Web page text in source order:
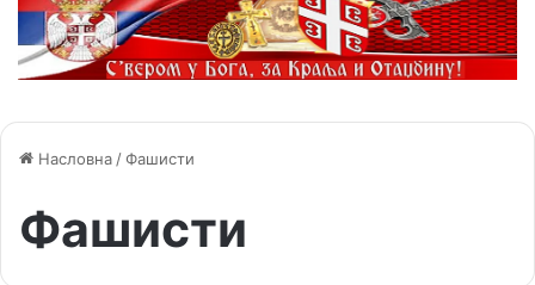
Насловна /Фашисти
Фашисти